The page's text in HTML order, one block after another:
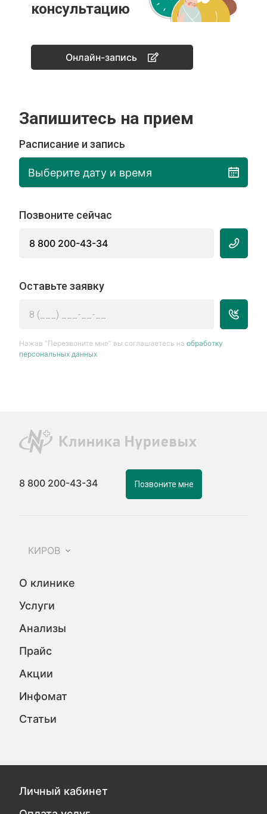
консультацию
Онлайн-запись
Запишитесь на прием
Расписание и запись
Выберите дату и время
Позвоните сейчас
8 800 200-43-34
Оставьте заявку
Нажав “Перезвоните мне” вы соглашаетесь наобработку
персональных данных
8 800 200-43-34 Позвоните мне
КИРОВ
О клинике
Услуги
Анализы
Прайс
Акции
Инфомат
Статьи
Личный кабинет